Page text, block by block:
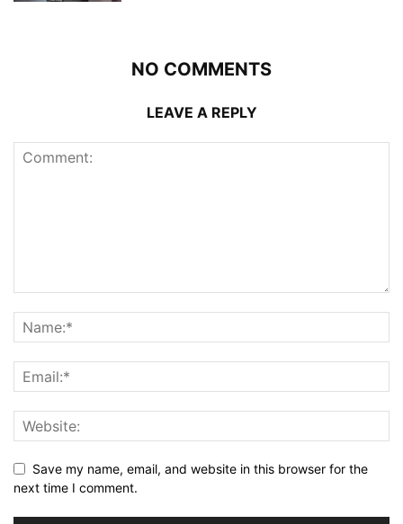
NO COMMENTS
LEAVE A REPLY
Save my name, email, and website in this browser for the
next time I comment.